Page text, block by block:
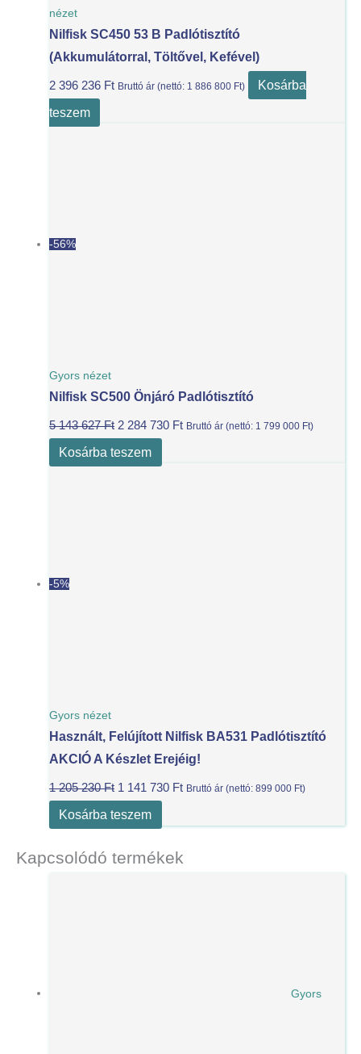
nézet
Nilfisk SC450 53 B Padlótisztító
(akkumulátorral, Töltővel, Kefével)
2 396 236 Ft Bruttó ár (nettó: 1 886 800 Ft)
Kosárba
teszem
-56%
Gyors nézet
Nilfisk SC500 Önjáró Padlótisztító
5 143 627Ft 2 284 730 Ft Bruttó ár (nettó: 1 799 000 Ft)
Kosárba teszem
-5%
Gyors nézet
Használt, Felújított Nilfisk BA531 Padlótisztító
AKCIÓ A Készlet Erejéig!
1 205 230Ft 1 141 730 Ft Bruttó ár (nettó:899 000 Ft)
Kosárba teszem
Kapcsolódó termékek
Gyors